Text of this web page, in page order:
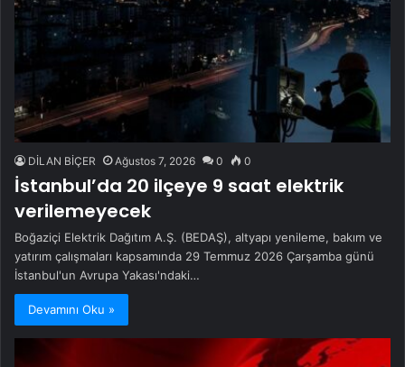
DİLAN BİÇER Ağustos 7, 2026 0 0
İstanbul’da 20 ilçeye 9 saat elektrik
verilemeyecek
Boğaziçi Elektrik Dağıtım A.Ş. (BEDAŞ), altyapı yenileme, bakım ve
yatırım çalışmaları kapsamında 29 Temmuz 2026 Çarşamba günü
İstanbul'un Avrupa Yakası'ndaki…
Devamını Oku »